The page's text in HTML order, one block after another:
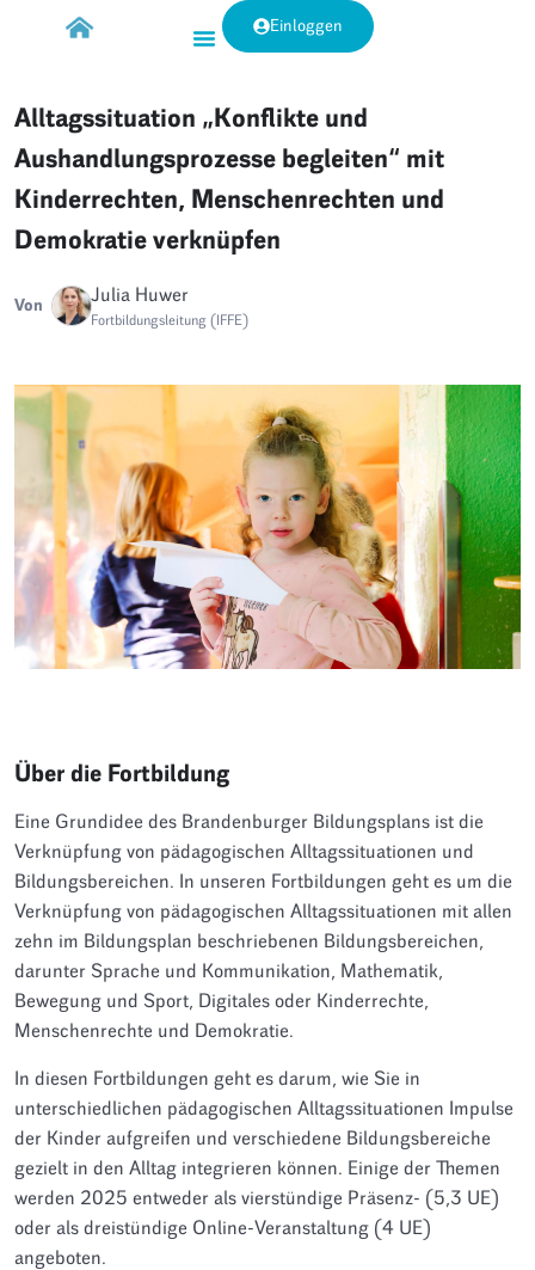
Einloggen
Alltagssituation „Konflikte und
Aushandlungsprozesse begleiten“ mit
Kinderrechten, Menschenrechten und
Demokratie verknüpfen
Von Julia Huwer
Fortbildungsleitung (IFFE)
Über die Fortbildung
Eine Grundidee des Brandenburger Bildungsplans ist die
Verknüpfung von pädagogischen Alltagssituationen und
Bildungsbereichen. In unseren Fortbildungen geht es um die
Verknüpfung von pädagogischen Alltagssituationen mit allen
zehn im Bildungsplan beschriebenen Bildungsbereichen,
darunter Sprache und Kommunikation, Mathematik,
Bewegung und Sport, Digitales oder Kinderrechte,
Menschenrechte und Demokratie.
In diesen Fortbildungen geht es darum, wie Sie in
unterschiedlichen pädagogischen Alltagssituationen Impulse
der Kinder aufgreifen und verschiedene Bildungsbereiche
gezielt in den Alltag integrieren können. Einige der Themen
werden 2025 entweder als vierstündige Präsenz- (5,3 UE)
oder als dreistündige Online-Veranstaltung (4 UE)
angeboten.